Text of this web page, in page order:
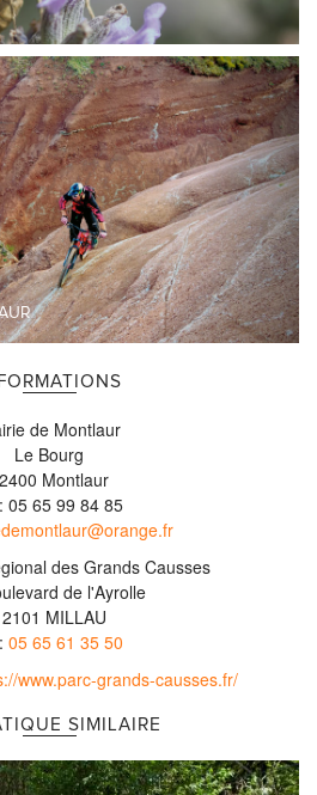
de Montlaur
Le Bourg
Montlaur
05 65 99 84 85
des Grands Causses
de l'Ayrolle
MILLAU
05 65 61 35 50
www.parc-grands-causses.fr/
SIMILAIRE